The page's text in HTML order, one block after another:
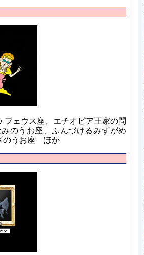
ェウス座、エチオピア王家の問
のうお座、ふんづけるみずがめ
のうお座 ほか